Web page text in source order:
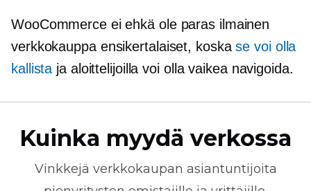
WooCommerce ei ehkä ole paras ilmainen
verkkokauppa ensikertalaiset, koskase voi olla
kallista ja aloittelijoilla voi olla vaikea navigoida.
Kuinka myydä verkossa
Vinkkejä verkkokaupan asiantuntijoita